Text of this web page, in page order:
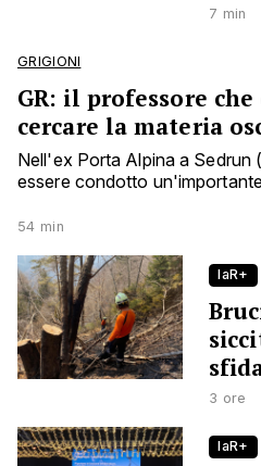
7 min
GRIGIONI
GR: il professore
cercare la materia
Nell'ex Porta Alpina a Sedrun
essere condotto
54 min
laR+
3 ore
laR+